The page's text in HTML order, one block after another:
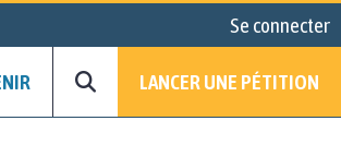
Se connecter
LANCER UNE PÉTITION